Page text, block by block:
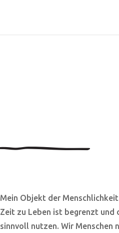
Mein Objekt der
Zeit zu Leben ist begrenzt und
sinnvoll nutzen. Wir Menschen